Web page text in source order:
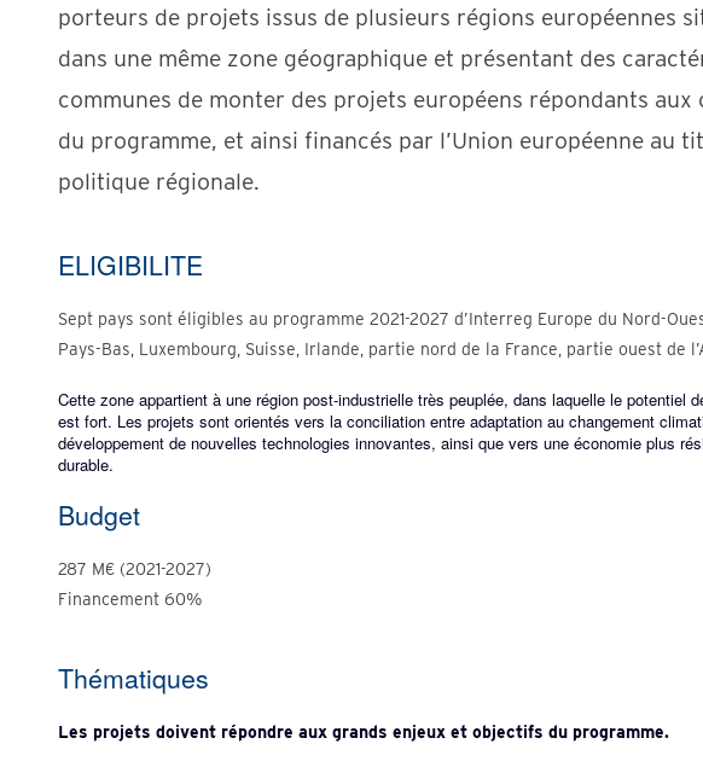
porteurs de projets issus de plusieurs régions européennes
dans une même zone géographique et présentant des
communes de monter des projets européens répondants aux
du programme, et ainsi financés par l’Union européenne au
politique régionale.
ELIGIBILITE
Sept pays sont éligibles au programme 2021-2027 d’Interreg Europe du Nord-
Pays-Bas, Luxembourg, Suisse, Irlande, partie nord de la France, partie ouest de
Cette zone appartient à une région post-industrielle très peuplée, dans laquelle le potentiel
est fort. Les projets sont orientés vers la conciliation entre adaptation au changement
développement de nouvelles technologies innovantes, ainsi que vers une économie plus
durable.
Budget
287 M€ (2021-2027)
Financement 60%
Thématiques
Les projets doivent répondre aux grands enjeux et objectifs du programme.